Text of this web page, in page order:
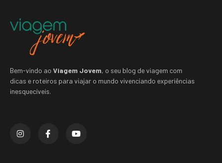
Bem-vindo ao Viagem Jovem, o seu blog de viagem com
dicas e roteiros para viajar o mundo vivenciando experiências
inesquecíveis.